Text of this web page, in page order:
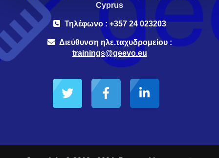
Cyprus
Τηλέφωνο : +357 24 023203
Διεύθυνση ηλε.ταχυδρομείου :
trainings@geevo.eu